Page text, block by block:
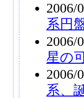
2006/
系円
2006/
星の
2006/
系、